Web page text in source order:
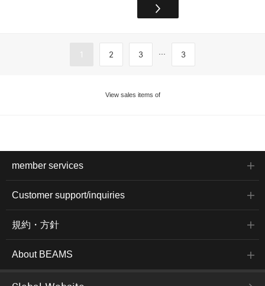
1 2 3 ... 3
View sales items of
member services
Customer support/inquiries
規約・方針
About BEAMS